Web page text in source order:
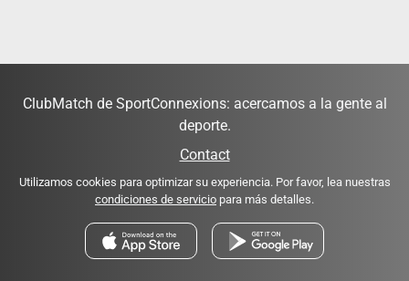
ClubMatch de SportConnexions: acercamos a la gente al
deporte.
Contact
Utilizamos cookies para optimizar su experiencia. Por favor, lea nuestras
condiciones de servicio para más detalles.